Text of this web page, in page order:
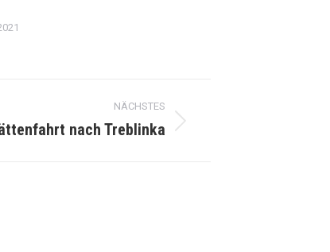
NÄCHSTES
nach Treblinka